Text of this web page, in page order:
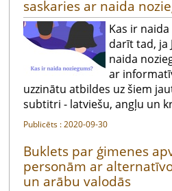
saskaries ar naida
Kas ir
darīt tad, ja
naida
ar
uzzinātu atbildes uz šiem
subtitri - latviešu, angļu un
Publicēts : 2020-09-30
Buklets par ģimenes
personām ar
un arābu valodās